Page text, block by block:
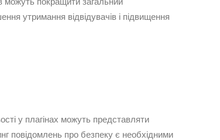
утримання відвідувачів і підвищення
у плагінах можуть представляти
повідомлень про безпеку є необхідними